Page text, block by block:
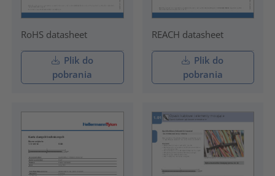
RoHS datasheet
Plik do
pobrania
REACH datasheet
Plik do
pobrania